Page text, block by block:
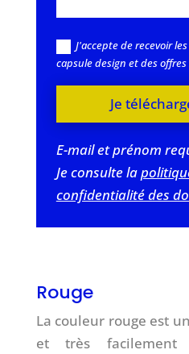
J'accepte de recevoir
capsule design et des
Je
E-mail et prénom
Je consulte la
confidentialité des
Rouge
La couleur rouge est
et très facilement